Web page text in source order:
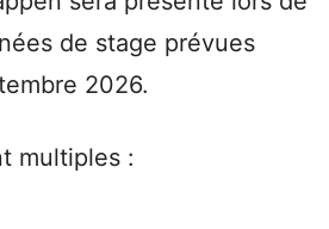
de stage prévues
2026.
multiples :